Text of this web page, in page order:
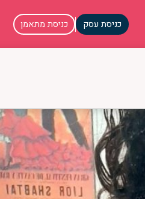
כניסת עסק כניסת מתאמן